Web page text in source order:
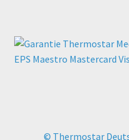
© Thermostar